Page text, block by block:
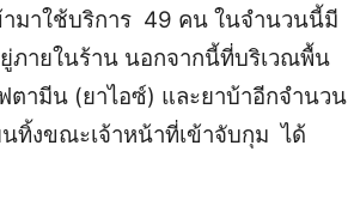
ามาใช้บริการ 49 คน ในจำนวนนี้มี
ยู่ภายในร้าน นอกจากนี้ที่บริเวณพื้น
ตามีน (ยาไอซ์) และยาบ้าอีกจำนวน
ทิ้งขณะเจ้าหน้าที่เข้าจับกุม ได้